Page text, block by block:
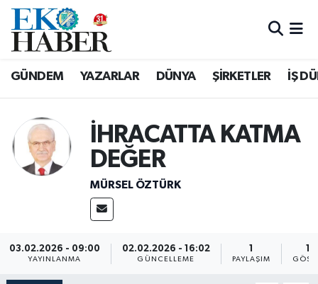
GÜNDEM YAZARLAR DÜNYA ŞİRKETLER İŞ
İHRACATTA KATMA
DEĞER
MÜRSEL ÖZTÜRK
03.02.2026 - 09:00
YAYINLANMA
02.02.2026 - 16:02
GÜNCELLEME
1
PAYLAŞIM
Hava Durumu
Süper Lig Puan Durumu ve Fikstür
Tüm Manşetler
Son Dakika Haberleri